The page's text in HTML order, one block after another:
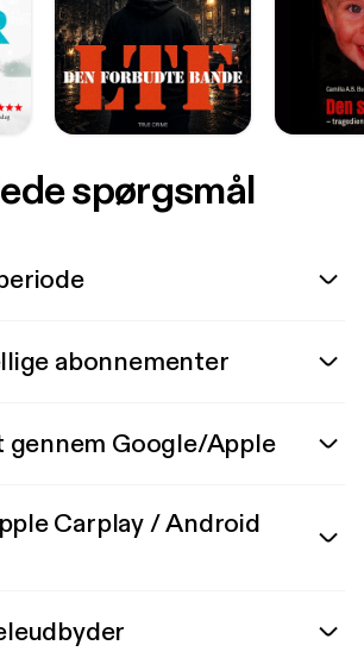
spørgsmål
abonnementer
Google/Apple
Carplay / Android